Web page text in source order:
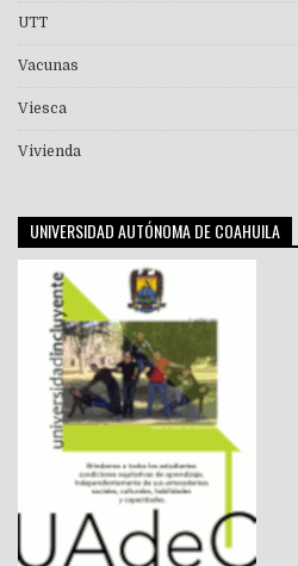
UTT
Vacunas
Viesca
Vivienda
UNIVERSIDAD AUTÓNOMA DE COAHUILA